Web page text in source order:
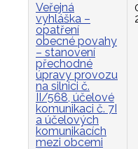
Veřejná
vyhláška –
opatření
obecné povahy
– stanovení
přechodné
úpravy provozu
na silnici č.
II/568, účelové
komunikaci č. 7I
a účelových
komunikacích
mezi obcemi